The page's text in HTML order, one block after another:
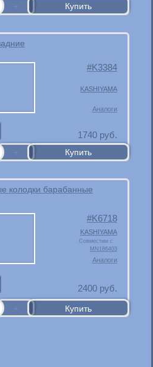
K3384
KASHIYAMA
Аналоги
1740руб.
колодки барабанные
K6718
KASHIYAMA
Совместим с
MN186403
Аналоги
2400руб.